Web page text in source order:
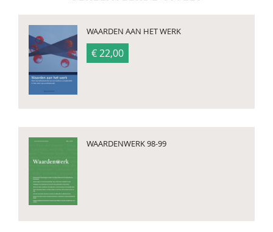
WAARDEN AAN HET WERK
€ 22,00
WAARDENWERK 98-99